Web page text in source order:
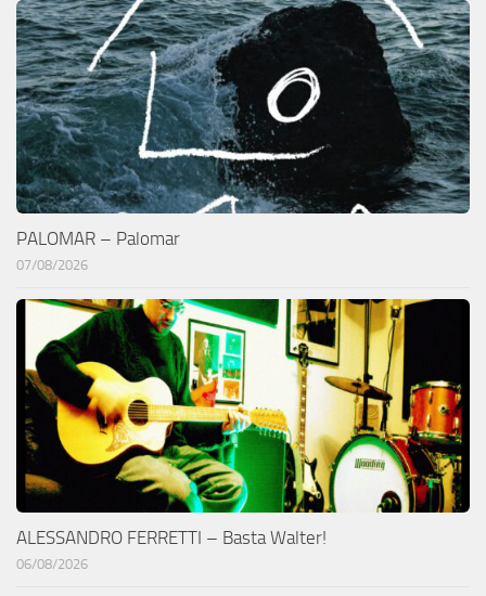
PALOMAR – Palomar
07/08/2026
ALESSANDRO FERRETTI – Basta Walter!
06/08/2026